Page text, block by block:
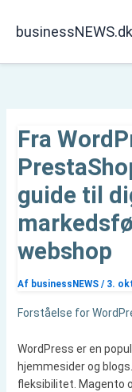
businessNEWS.dk
Fra
guide til
webshop
Af businessNEWS / 3.
Forståelse for
WordPress er en
hjemmesider og
fleksibilitet. Magento